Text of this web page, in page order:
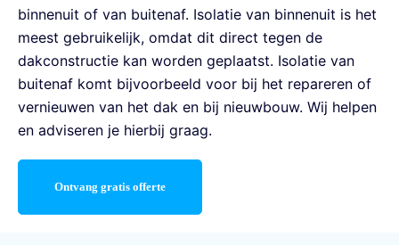
binnenuit of van buitenaf. Isolatie van binnenuit is het
meest gebruikelijk, omdat dit direct tegen de
dakconstructie kan worden geplaatst. Isolatie van
buitenaf komt bijvoorbeeld voor bij het repareren of
vernieuwen van het dak en bij nieuwbouw. Wij helpen
en adviseren je hierbij graag.
Ontvang gratis offerte